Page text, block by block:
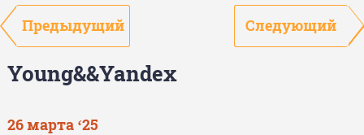
Предыдущий Следующий
Young&&Yandex
26 марта ‘25